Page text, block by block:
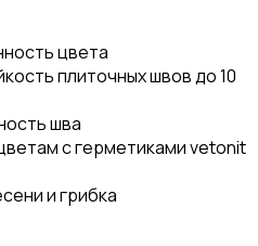
цвета
плиточных швов до 10
шва
с герметиками vetonit
и грибка